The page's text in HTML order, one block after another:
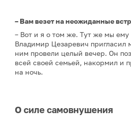
– Вам везет на неожиданные
– Вот и я о том же. Тут же мы ему
Владимир Цезаревич пригласил
ним провели целый вечер. Он
всей своей семьей, накормил и
на ночь.
О силе самовнушения